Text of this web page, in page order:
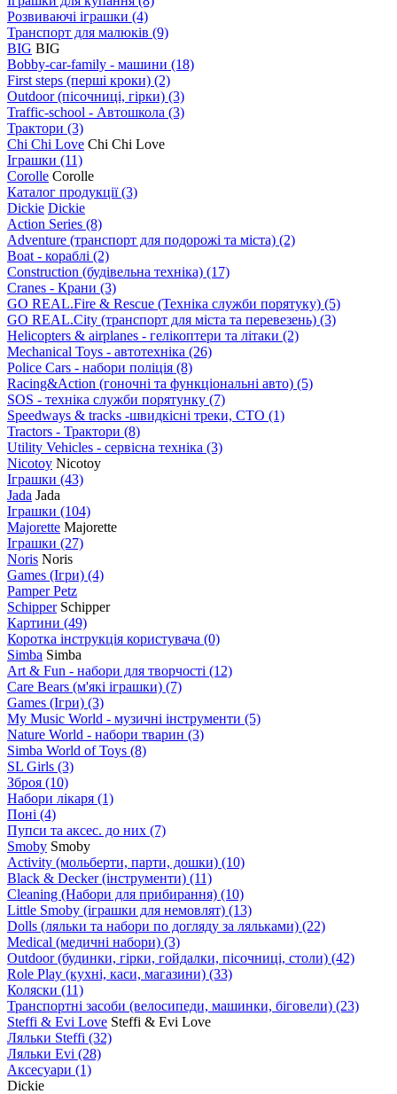
Розвиваючі іграшки (4)
Транспорт для малюків (9)
BIG BIG
Bobby-car-family - машини (18)
First steps (перші кроки) (2)
Outdoor (пісочниці, гірки) (3)
Traffic-school - Автошкола (3)
Трактори (3)
Chi Chi Love Chi Chi Love
Іграшки (11)
Corolle Corolle
Каталог продукції(3)
Dickie Dickie
Action Series (8)
Adventure (транспорт для подорожі та міста) (2)
Boat - кораблі (2)
Construction (будівельна техніка) (17)
Cranes - Крани (3)
GO REAL.Fire & Rescue (Техніка служби порятуку) (5)
GO REAL.City (транспорт для міста та перевезень) (3)
Helicopters & airplanes - гелікоптери та літаки (2)
Mechanical Toys - автотехніка (26)
Police Cars - набори поліція (8)
Racing&Action (гоночні та функціональні авто) (5)
SOS - техніка служби порятунку (7)
Speedways & tracks -швидкісні треки, СТО (1)
Tractors - Трактори (8)
Utility Vehicles - сервісна техніка (3)
Nicotoy Nicotoy
Іграшки (43)
Jada Jada
Іграшки (104)
Majorette Majorette
Іграшки (27)
Noris Noris
Games (Ігри) (4)
Pamper Petz
Schipper Schipper
Картини (49)
Коротка інструкція користувача (0)
Simba Simba
Art & Fun - набори для творчості (12)
Care Bears (м'які іграшки) (7)
Games (Ігри) (3)
My Music World - музичні інструменти (5)
Nature World - набори тварин (3)
Simba World of Toys (8)
SL Girls (3)
Зброя (10)
Набори лікаря (1)
Поні (4)
Пупси та аксес. до них (7)
Smoby Smoby
Аctivity (мольберти, парти, дошки) (10)
Black & Decker (інструменти) (11)
Cleaning (Набори для прибирання) (10)
Little Smoby (іграшки для немовлят) (13)
Dolls (ляльки та набори по догляду за ляльками) (22)
Medical (медичні набори) (3)
Outdoor (будинки, гірки, гойдалки, пісочниці, столи) (42)
Role Play (кухні, каси, магазини) (33)
Коляски (11)
Транспортні засоби (велосипеди, машинки, біговели) (23)
Steffi & Evi Love Steffi & Evi Love
Ляльки Steffi (32)
Ляльки Evi (28)
Аксесуари (1)
Dickie